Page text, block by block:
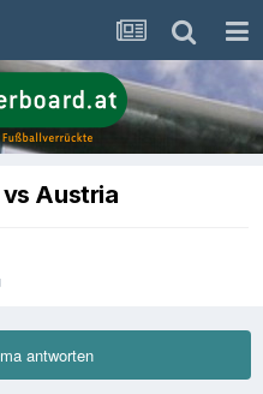
vs Austria
antworten